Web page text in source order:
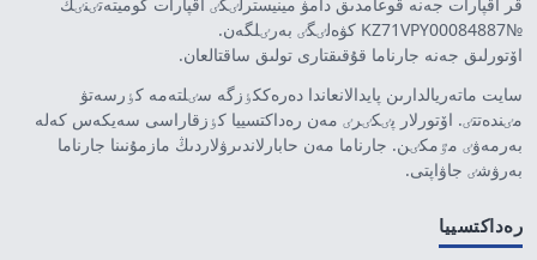
№KZ71VPY00084887 كۋەلٸگٸ بەرٸلگەن.
اۆتورلىق جەنە جارناما قۇقىقتارى تولىق ساقتالعان.
سايت ماتەريالدارىن پايدالانعاندا دەرەككٶزگە سٸلتەمە كٶرسەتۋ
مٸندەتتٸ. اۆتورلار پٸكٸرٸ مەن رەداكتسييا كٶزقاراسى سەيكەس كەلە
بەرمەۋٸ مٷمكٸن. جارناما مەن حابارلاندىرۋلاردىڭ مازمۇنىنا جارناما
بەرۋشٸ جاۋاپتى.
رەداكتسييا